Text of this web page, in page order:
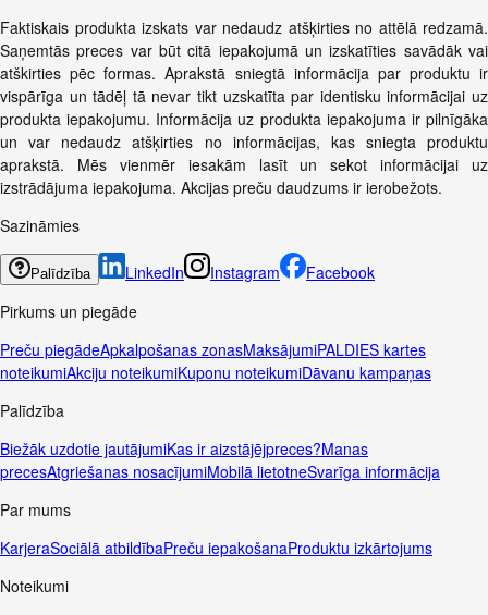
Faktiskais produkta izskats var nedaudz atšķirties no attēlā redzamā.
Saņemtās preces var būt citā iepakojumā un izskatīties savādāk vai
atškirties pēc formas. Aprakstā sniegtā informācija par produktu ir
vispārīga un tādēļ tā nevar tikt uzskatīta par identisku informācijai uz
produkta iepakojumu. Informācija uz produkta iepakojuma ir pilnīgāka
un var nedaudz atšķirties no informācijas, kas sniegta produktu
aprakstā. Mēs vienmēr iesakām lasīt un sekot informācijai uz
izstrādājuma iepakojuma. Akcijas preču daudzums ir ierobežots.
Sazināmies
Palīdzība LinkedIn Instagram
Facebook
Pirkums un piegāde
Preču piegādeApkalpošanas zonasMaksājumiPALDIES kartes
noteikumiAkciju noteikumiKuponu noteikumiDāvanu kampaņas
Palīdzība
Biežāk uzdotie jautājumiKas ir aizstājējpreces?Manas
precesAtgriešanas nosacījumiMobilā lietotneSvarīga informācija
Par mums
KarjeraSociālā atbildībaPreču iepakošanaProduktu izkārtojums
Noteikumi